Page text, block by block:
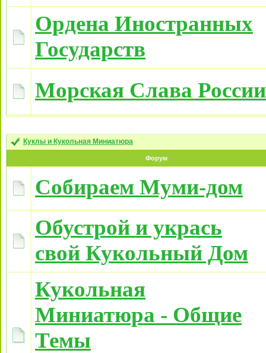
Ордена Иностранных
Государств
Морская Слава России
Куклы и Кукольная Миниатюра
Форум
Собираем Муми-дом
Обустрой и укрась
свой Кукольный Дом
Кукольная
Миниатюра - Общие
Темы